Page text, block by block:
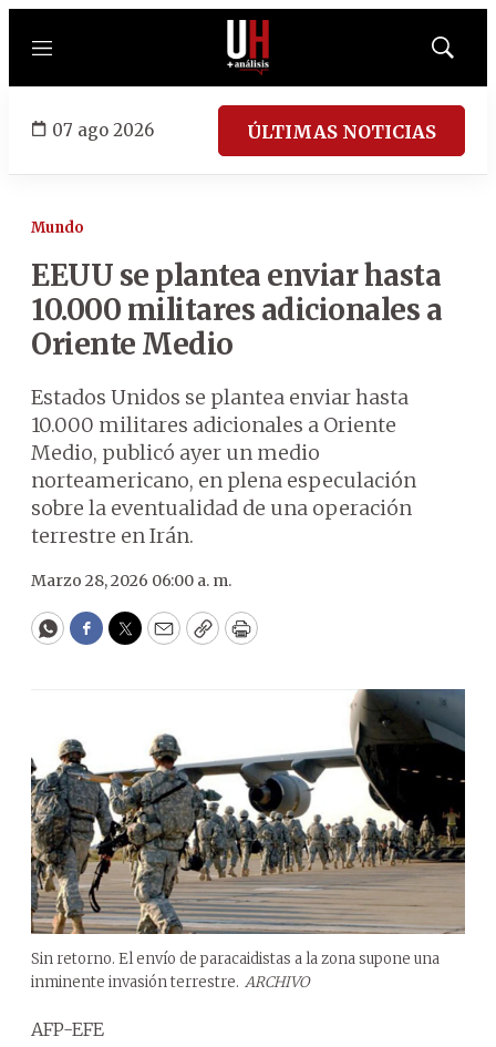
Menú
Mostrar
07 ago 2026 ÚLTIMAS NOTICIAS
Mundo
EEUU se plantea enviar hasta
10.000 militares adicionales a
Oriente Medio
Estados Unidos se plantea enviar hasta
10.000 militares adicionales a Oriente
Medio, publicó ayer un medio
norteamericano, en plena especulación
sobre la eventualidad de una operación
terrestre en Irán.
Marzo 28, 2026 06:00 a. m.
WhatsApp
Facebook
Twitter
EmailCopyPrint
Sin retorno. El envío de paracaidistas a la zona supone una
inminente invasión terrestre. ARCHIVO
AFP-EFE